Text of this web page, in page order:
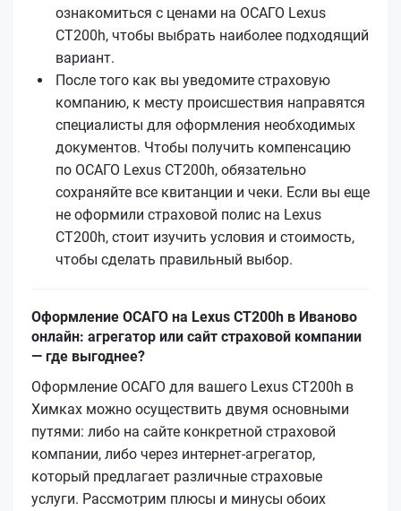
ознакомиться с ценами на ОСАГО Lexus
CT200h, чтобы выбрать наиболее подходящий
вариант.
После того как вы уведомите страховую
компанию, к месту происшествия направятся
специалисты для оформления необходимых
документов. Чтобы получить компенсацию
по ОСАГО Lexus CT200h, обязательно
сохраняйте все квитанции и чеки. Если вы еще
не оформили страховой полис на Lexus
CT200h, стоит изучить условия и стоимость,
чтобы сделать правильный выбор.
Оформление ОСАГО на Lexus CT200h в Иваново
онлайн: агрегатор или сайт страховой компании
— где выгоднее?
Оформление ОСАГО для вашего Lexus CT200h в
Химках можно осуществить двумя основными
путями: либо на сайте конкретной страховой
компании, либо через интернет-агрегатор,
который предлагает различные страховые
услуги. Рассмотрим плюсы и минусы обоих